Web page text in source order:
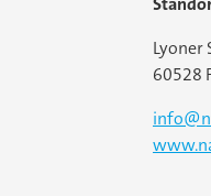
Lyoner
60528